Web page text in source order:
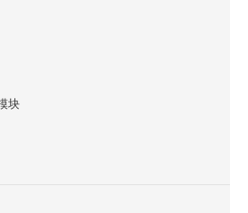
块